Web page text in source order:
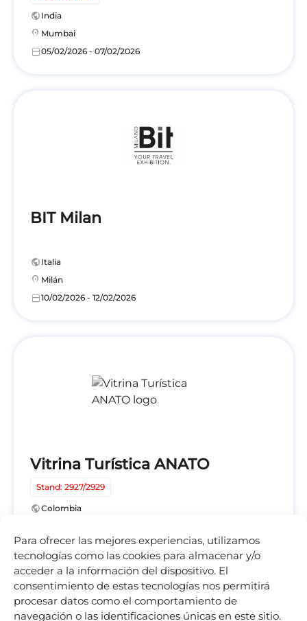
Para ofrecer las mejores experiencias, utilizamos
tecnologías como las cookies para almacenar y/o
acceder a la información del dispositivo. El
consentimiento de estas tecnologías nos permitirá
procesar datos como el comportamiento de
navegación o las identificaciones únicas en este sitio.
public India
location_on Mumbai
calendar_today05/02/2026 - 07/02/2026
BIT Milan
public Italia
location_on Milán
calendar_today10/02/2026 - 12/02/2026
Vitrina Turística ANATO
Stand: 2927/2929
publicColombia
calendar_today25/02/2026 - 27/02/2026